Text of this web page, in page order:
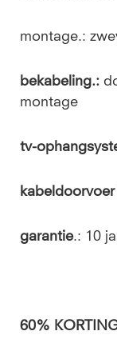
montage.:
bekabeling.:
montage
tv-
garantie.: 10
60%